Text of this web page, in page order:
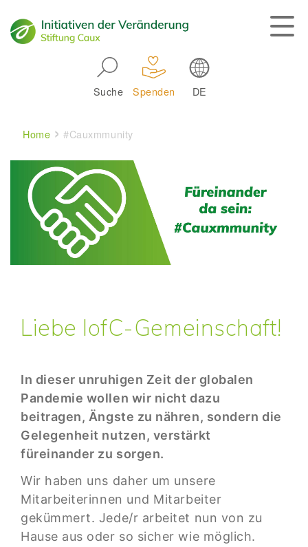
Suche Spenden DE
Breadcrumb
Home #Cauxmmunity
Liebe IofC-Gemeinschaft!
In dieser unruhigen Zeit der globalen
Pandemie wollen wir nicht dazu
beitragen, Ängste zu nähren, sondern die
Gelegenheit nutzen, verstärkt
füreinander zu sorgen.
Wir haben uns daher um unsere
Mitarbeiterinnen und Mitarbeiter
gekümmert. Jede/r arbeitet nun von zu
Hause aus oder so sicher wie möglich.